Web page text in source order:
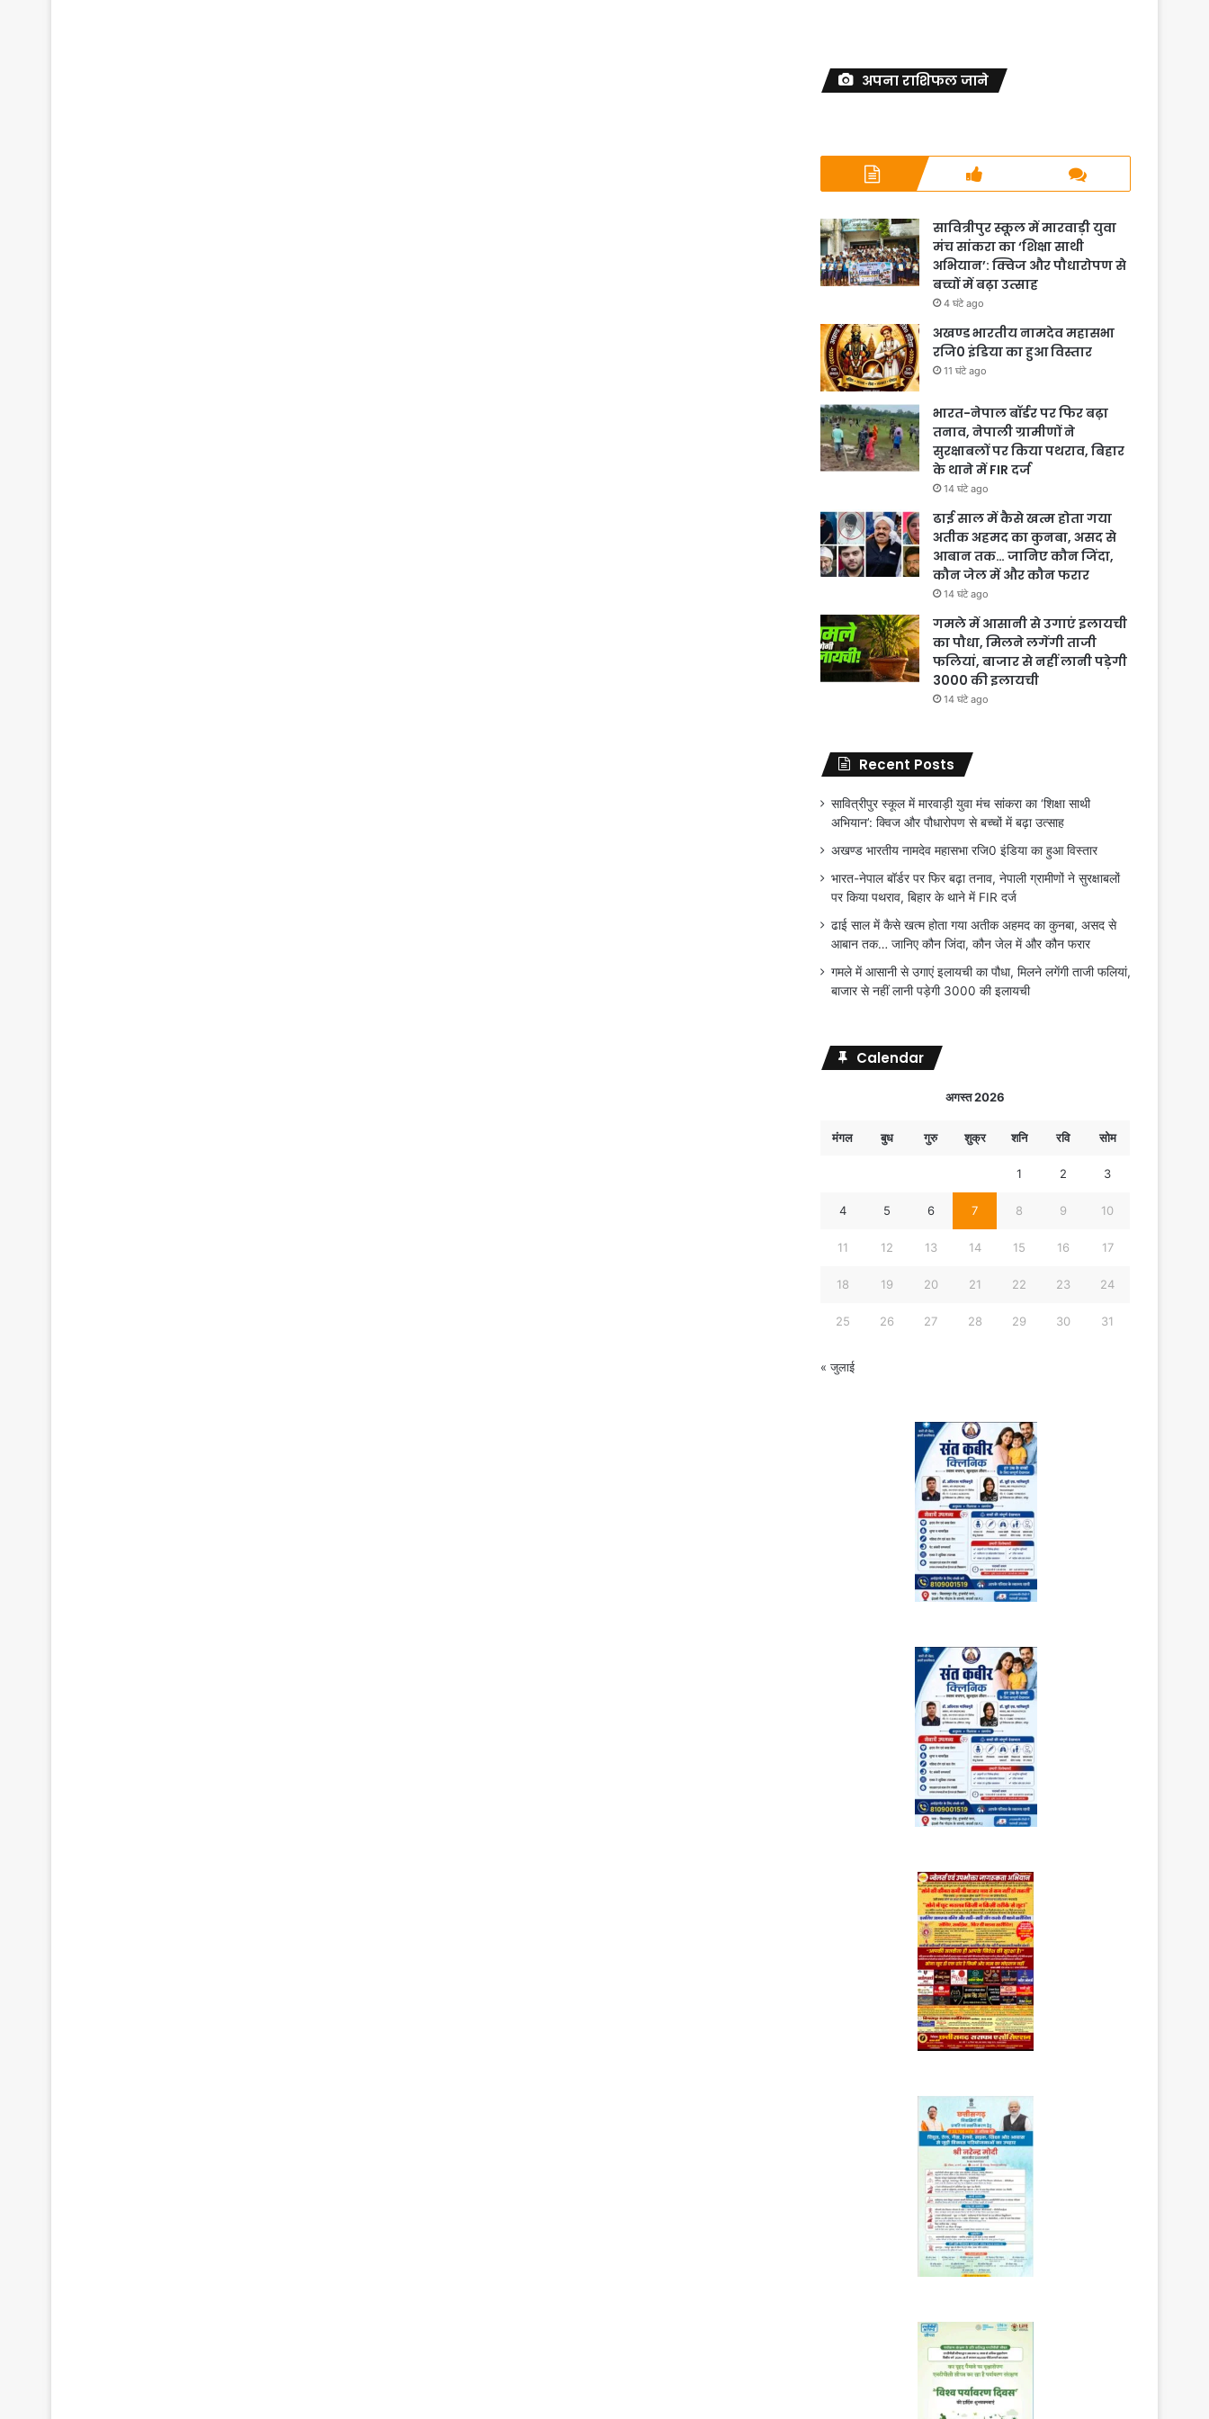
अपना राशिफल जाने
सावित्रीपुर स्कूल में मारवाड़ी युवा
मंच सांकरा का ‘शिक्षा साथी
अभियान’: क्विज और पौधारोपण से
बच्चों में बढ़ा उत्साह
4 घंटे ago
अखण्ड भारतीय नामदेव महासभा
रजि0 इंडिया का हुआ विस्तार
11 घंटे ago
भारत-नेपाल बॉर्डर पर फिर बढ़ा
तनाव, नेपाली ग्रामीणों ने
सुरक्षाबलों पर किया पथराव, बिहार
के थाने में FIR दर्ज
14 घंटे ago
ढाई साल में कैसे खत्म होता गया
अतीक अहमद का कुनबा, असद से
आबान तक… जानिए कौन जिंदा,
कौन जेल में और कौन फरार
14 घंटे ago
गमले में आसानी से उगाएं इलायची
का पौधा, मिलने लगेंगी ताजी
फलियां, बाजार से नहीं लानी पड़ेगी
3000 की इलायची
14 घंटे ago
Recent Posts
सावित्रीपुर स्कूल में मारवाड़ी युवा मंच सांकरा का ‘शिक्षा साथी
अभियान’: क्विज और पौधारोपण से बच्चों में बढ़ा उत्साह
अखण्ड भारतीय नामदेव महासभा रजि0 इंडिया का हुआ विस्तार
भारत-नेपाल बॉर्डर पर फिर बढ़ा तनाव, नेपाली ग्रामीणों ने सुरक्षाबलों
पर किया पथराव, बिहार के थाने में FIR दर्ज
ढाई साल में कैसे खत्म होता गया अतीक अहमद का कुनबा, असद से
आबान तक… जानिए कौन जिंदा, कौन जेल में और कौन फरार
गमले में आसानी से उगाएं इलायची का पौधा, मिलने लगेंगी ताजी फलियां,
बाजार से नहीं लानी पड़ेगी 3000 की इलायची
Calendar
अगस्त 2026
मंगल बुध गुरु शुक्र शनि रवि सोम
1 2 3
4 5 6 7 8 9 10
11 12 13 14 15 16 17
18 19 20 21 22 23 24
25 26 27 28 29 30 31
« जुलाई